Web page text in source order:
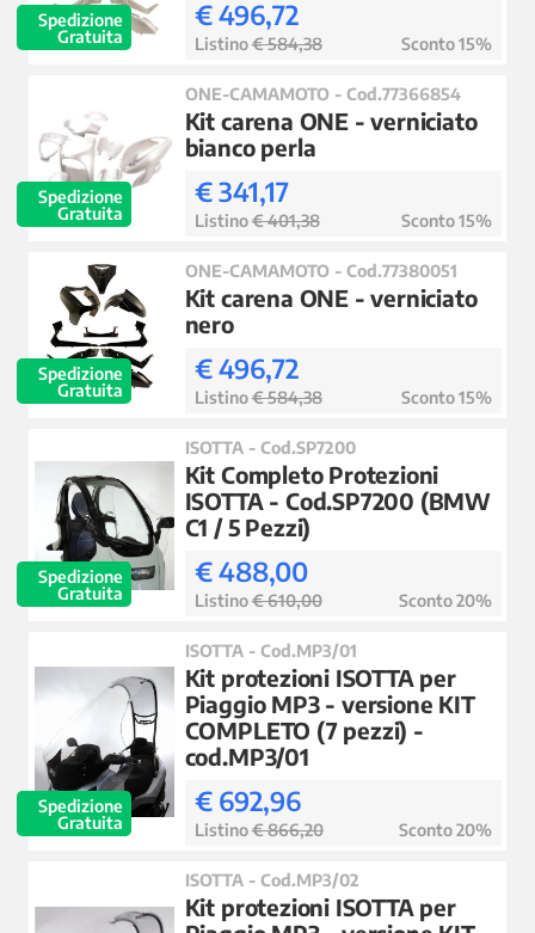
Spedizione
Gratuita
€ 496,72
Listino€ 584,38 Sconto 15%
Spedizione
Gratuita
ONE-CAMAMOTO - Cod.77366854
Kit carena ONE - verniciato
bianco perla
€ 341,17
Listino€ 401,38 Sconto 15%
Spedizione
Gratuita
ONE-CAMAMOTO - Cod.77380051
Kit carena ONE - verniciato
nero
€ 496,72
Listino€ 584,38 Sconto 15%
Spedizione
Gratuita
ISOTTA - Cod.SP7200
Kit Completo Protezioni
ISOTTA - Cod.SP7200 (BMW
C1 / 5 Pezzi)
€ 488,00
Listino€ 610,00 Sconto 20%
Spedizione
Gratuita
ISOTTA - Cod.MP3/01
Kit protezioni ISOTTA per
Piaggio MP3 - versione KIT
COMPLETO (7 pezzi) -
cod.MP3/01
€ 692,96
Listino€ 866,20 Sconto 20%
ISOTTA - Cod.MP3/02
Kit protezioni ISOTTA per